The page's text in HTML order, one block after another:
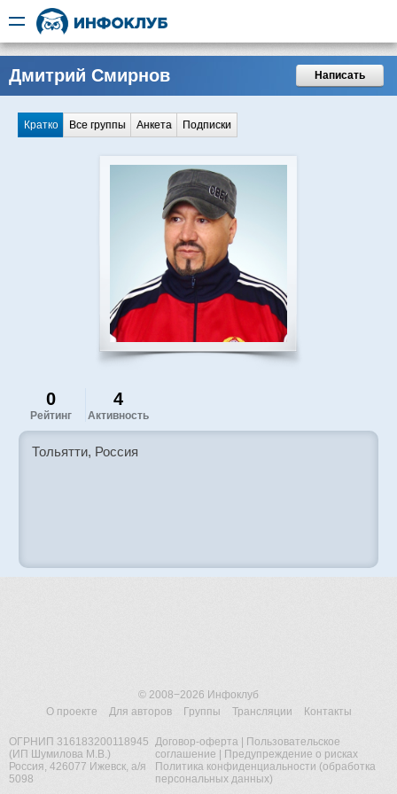
Дмитрий Смирнов Написать
Кратко Все группы Анкета Подписки
0
Рейтинг
4
Активность
Тольятти, Россия
© 2008−2026 Инфоклуб
О проекте
Для авторов Группы Трансляции Контакты
ОГРНИП 316183200118945
(ИП Шумилова М.В.)
Россия, 426077 Ижевск, а/я
5098
Договор-оферта|
Пользовательское
соглашение
Предупреждение о рисках
Политика конфиденциальности (обработка
персональных данных)